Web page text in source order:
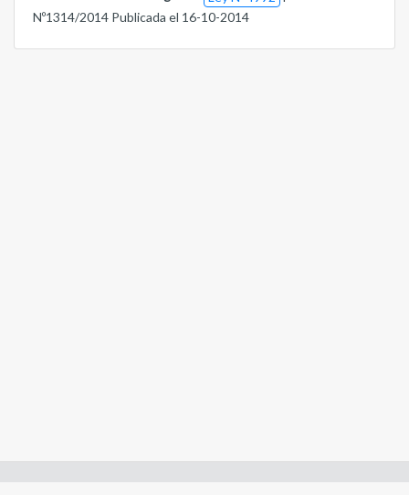
Nº1314/2014 Publicada el 16-10-2014